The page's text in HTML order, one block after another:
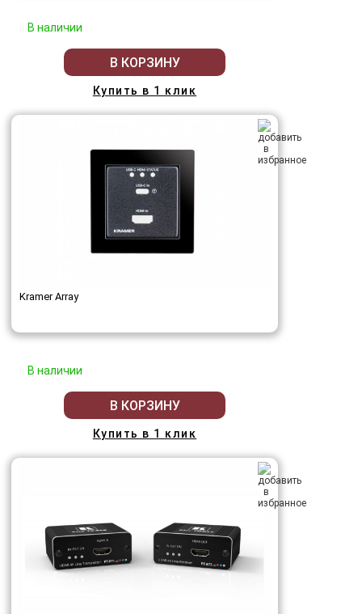
В наличии
В КОРЗИНУ
Купить в 1 клик
Kramer Array
В наличии
В КОРЗИНУ
Купить в 1 клик